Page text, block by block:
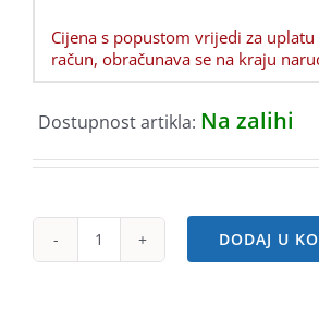
Cijena s popustom vrijedi za uplatu
račun, obračunava se na kraju
Dostupnost artikla: Na zalihi
Acer
DODAJ U